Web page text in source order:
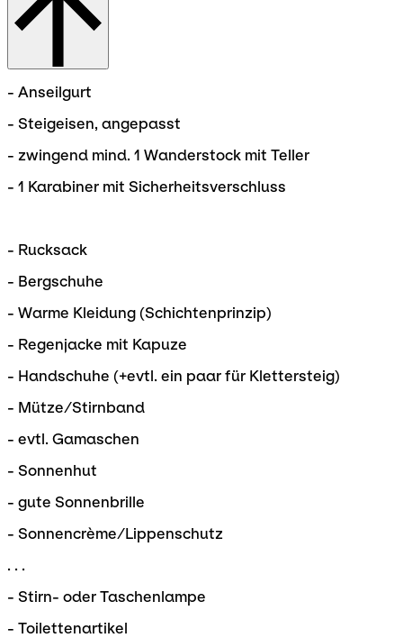
- Anseilgurt
- Steigeisen, angepasst
- zwingend mind. 1 Wanderstock mit Teller
- 1 Karabiner mit Sicherheitsverschluss
- Rucksack
- Bergschuhe
- Warme Kleidung (Schichtenprinzip)
- Regenjacke mit Kapuze
- Handschuhe (+evtl. ein paar für Klettersteig)
- Mütze/Stirnband
- evtl. Gamaschen
- Sonnenhut
- gute Sonnenbrille
- Sonnencrème/Lippenschutz
. . .
- Stirn- oder Taschenlampe
- Toilettenartikel